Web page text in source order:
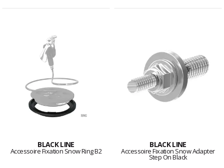
BLACK LINE
Accessoire Fixation Snow Ring B2
BLACK LINE
Accessoire Fixation Snow Adapter
Step On Black